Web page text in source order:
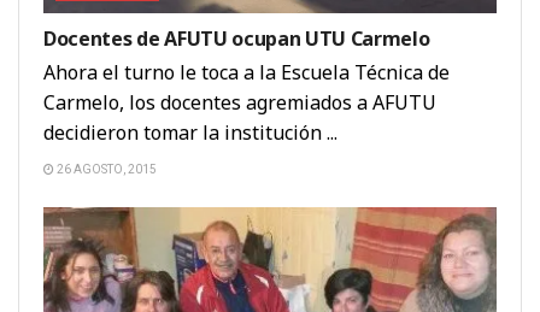
Docentes de AFUTU ocupan UTU Carmelo
Ahora el turno le toca a la Escuela Técnica de
Carmelo, los docentes agremiados a AFUTU
decidieron tomar la institución ...
26 AGOSTO, 2015